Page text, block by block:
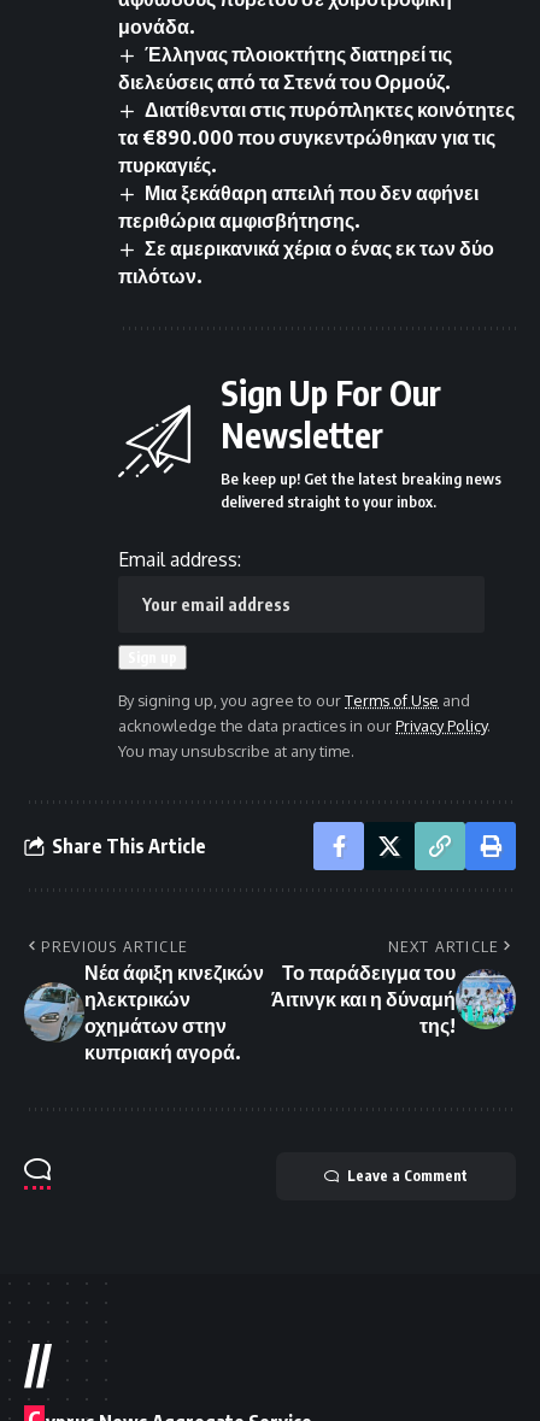
μονάδα.
Έλληνας πλοιοκτήτης διατηρεί τις
διελεύσεις από τα Στενά του Ορμούζ.
Διατίθενται στις πυρόπληκτες κοινότητες
τα €890.000 που συγκεντρώθηκαν για τις
πυρκαγιές.
Μια ξεκάθαρη απειλή που δεν αφήνει
περιθώρια αμφισβήτησης.
Σε αμερικανικά χέρια ο ένας εκ των δύο
πιλότων.
Sign Up For Our
Newsletter
Be keep up! Get the latest breaking news
delivered straight to your inbox.
Email address:
By signing up, you agree to ourTerms of Use and
acknowledge the data practices in ourPrivacy Policy.
You may unsubscribe at any time.
Share This Article
PREVIOUS ARTICLE
Νέα άφιξη κινεζικών
ηλεκτρικών
οχημάτων στην
κυπριακή αγορά.
NEXT ARTICLE
Το παράδειγμα του
Άιτινγκ και η δύναμή
της!
Leave a Comment
//